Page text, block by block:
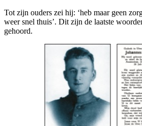
Tot zijn ouders zei hij: ‘heb maar geen
weer snel thuis’. Dit zijn de laatste
gehoord.